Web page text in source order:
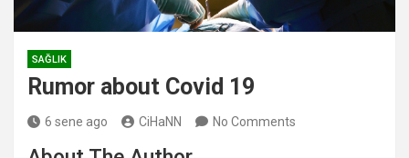
SAĞLIK
Rumor about Covid 19
6 sene ago CiHaNN No Comments